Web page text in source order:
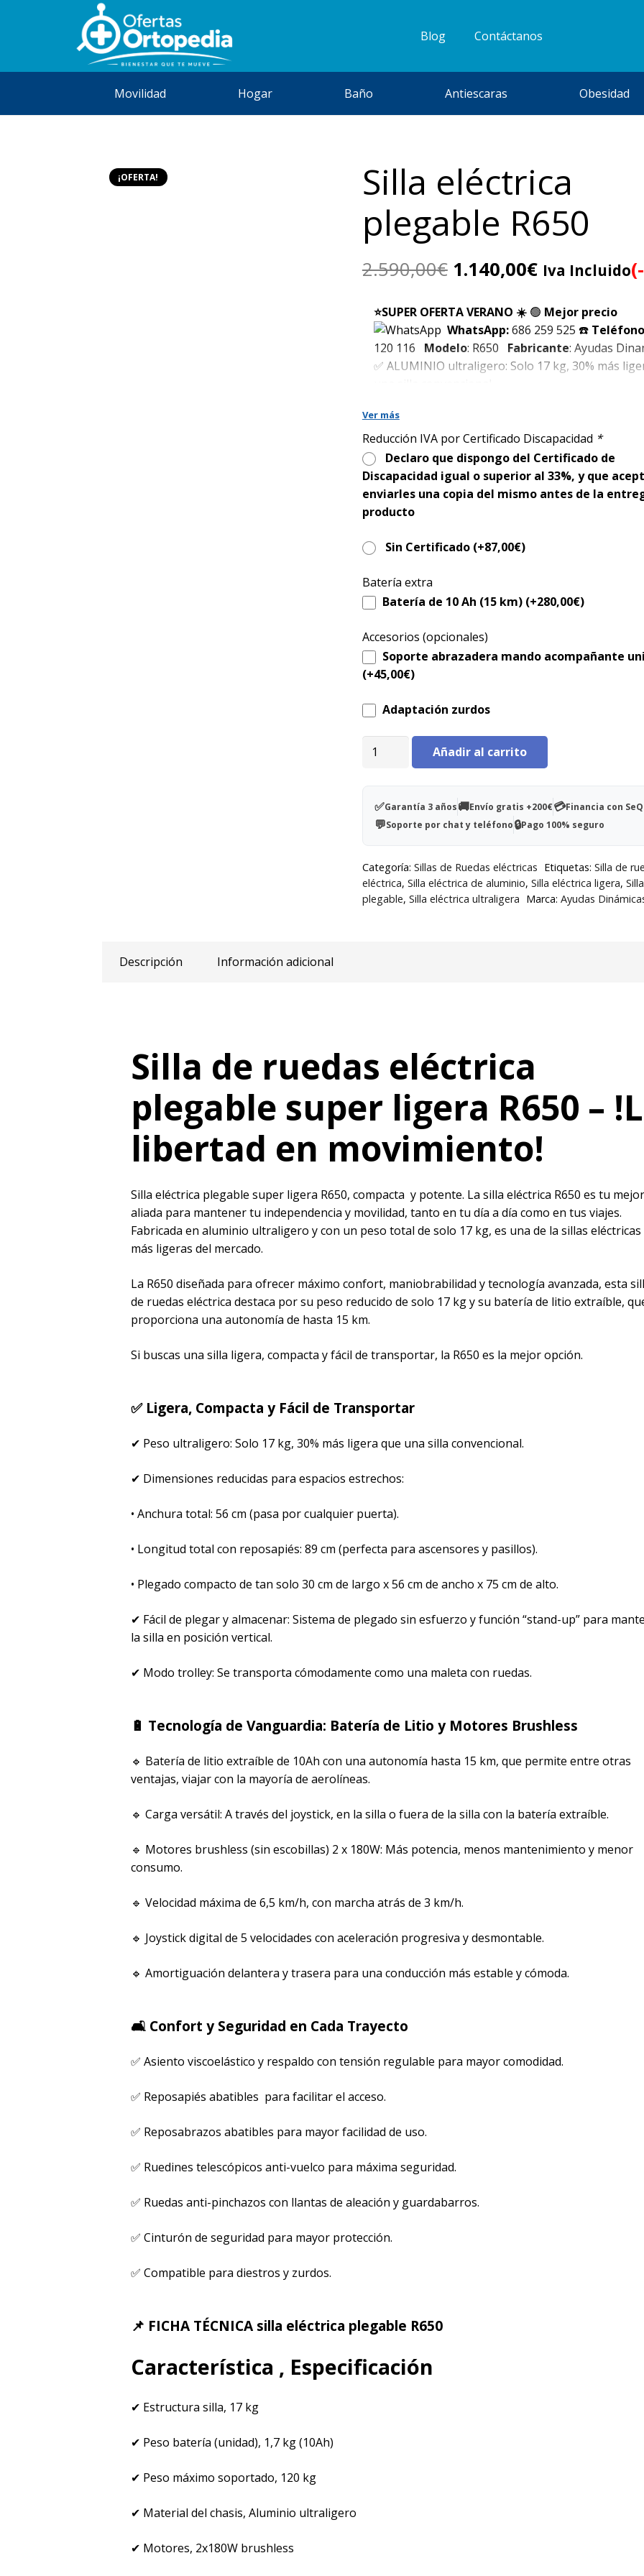
Blog Contáctanos
Movilidad Hogar Baño Antiescaras Obesidad
¡OFERTA!
Silla eléctrica
plegable R650
2.590,00€ El
precio
original
era:
2.590,00€.
1.140,00€El
actual
es:
1.140,00€.
Iva Incluido
⭐SUPER OFERTA VERANO ☀️🟢 Mejor precio
WhatsApp:686 259 525 ☎️
120 116 Modelo: R650 Fabricante: Ayudas
✅ ALUMINIO ultraligero: Solo 17 kg, 30% más
✅Dimensiones reducidas para espacios
anchura total 56 cm y longitud con reposapiés
✅ Amortiguación Integral: Doble amortiguación
delantera y trasera para absorber
terreno, garantizando máxima comodidad.
✅Fácil de plegar y almacenar: Sistema de
posición vertical
✅ Asiento Viscoelástico y Respaldo
Diseñado para proporcionar confort incluso en
trayectos largos.
ruedas antipinchazos y sistema de freno seguro.
Ver más
Reducción IVA por Certificado Discapacidad *
Declaro que dispongo del Certificado de
Discapacidad igual o superior al 33%, y que
enviarles una copia del mismo antes de la
producto
Sin Certificado (+87,00€)
Batería extra
Batería de 10 Ah (15 km) (+280,00€)
Accesorios (opcionales)
Soporte abrazadera mando acompañante
(+45,00€)
Adaptación zurdos
Silla
cantidad
Añadir al carrito
✅Garantía 3 años🚚Envío gratis +200€💳Financia con
💬Soporte por chat y teléfono🔒Pago 100% seguro
Categoría: Sillas de Ruedas eléctricas Etiquetas: Silla de
eléctrica, Silla eléctrica de aluminio, Silla eléctrica ligera,
plegable, Silla eléctrica ultraligera Marca: Ayudas
Descripción Información adicional
Silla de ruedas eléctrica
plegable super ligera R650 –
libertad en movimiento!
Silla eléctrica plegable super ligera R650, compacta y potente. La silla eléctrica R650 es tu mejor
aliada para mantener tu independencia y movilidad, tanto en tu día a día como en tus viajes.
Fabricada en aluminio ultraligero y con un peso total de solo 17 kg, es una de la sillas eléctricas
más ligeras del mercado.
La R650 diseñada para ofrecer máximo confort, maniobrabilidad y tecnología avanzada, esta
de ruedas eléctrica destaca por su peso reducido de solo 17 kg y su batería de litio extraíble,
proporciona una autonomía de hasta 15 km.
Si buscas una silla ligera, compacta y fácil de transportar, la R650 es la mejor opción.
✅ Ligera, Compacta y Fácil de Transportar
✔ Peso ultraligero: Solo 17 kg, 30% más ligera que una silla convencional.
✔ Dimensiones reducidas para espacios estrechos:
• Anchura total: 56 cm (pasa por cualquier puerta).
• Longitud total con reposapiés: 89 cm (perfecta para ascensores y pasillos).
• Plegado compacto de tan solo 30 cm de largo x 56 cm de ancho x 75 cm de alto.
✔ Fácil de plegar y almacenar: Sistema de plegado sin esfuerzo y función “stand-up” para
la silla en posición vertical.
✔ Modo trolley: Se transporta cómodamente como una maleta con ruedas.
🔋 Tecnología de Vanguardia: Batería de Litio y Motores Brushless
🔹 Batería de litio extraíble de 10Ah con una autonomía hasta 15 km, que permite entre otras
ventajas, viajar con la mayoría de aerolíneas.
🔹 Carga versátil: A través del joystick, en la silla o fuera de la silla con la batería extraíble.
🔹 Motores brushless (sin escobillas) 2 x 180W: Más potencia, menos mantenimiento y menor
consumo.
🔹 Velocidad máxima de 6,5 km/h, con marcha atrás de 3 km/h.
🔹 Joystick digital de 5 velocidades con aceleración progresiva y desmontable.
🔹 Amortiguación delantera y trasera para una conducción más estable y cómoda.
🛋️ Confort y Seguridad en Cada Trayecto
✅ Asiento viscoelástico y respaldo con tensión regulable para mayor comodidad.
✅ Reposapiés abatibles para facilitar el acceso.
✅ Reposabrazos abatibles para mayor facilidad de uso.
✅ Ruedines telescópicos anti-vuelco para máxima seguridad.
✅ Ruedas anti-pinchazos con llantas de aleación y guardabarros.
✅ Cinturón de seguridad para mayor protección.
✅ Compatible para diestros y zurdos.
📌 FICHA TÉCNICA silla eléctrica plegable R650
Característica , Especificación
✔ Estructura silla, 17 kg
✔ Peso batería (unidad), 1,7 kg (10Ah)
✔ Peso máximo soportado, 120 kg
✔ Material del chasis, Aluminio ultraligero
✔ Motores, 2x180W brushless